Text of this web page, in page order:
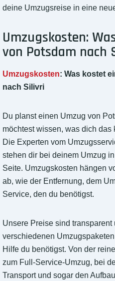
deine Umzugsreise in eine
Umzugskosten:
von Potsdam nach
Umzugskosten: Was kostet
nach Silivri
Du planst einen Umzug von
möchtest wissen, was dich
Die Experten vom
stehen dir bei deinem Umzug
Seite. Umzugskosten hängen
ab, wie der Entfernung, dem
Service, den du benötigst.
Unsere Preise sind
verschiedenen
Hilfe du benötigst. Von der
zum Full-Service-Umzug, bei
Transport und sogar den